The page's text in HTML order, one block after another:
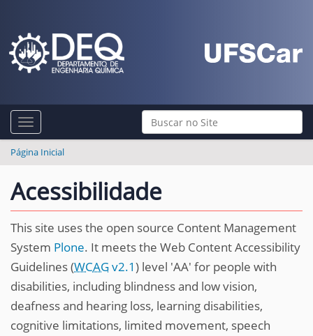
Busca
Busca Avançada…
Toggle navigation
Página Inicial
Acessibilidade
This site uses the open source Content Management
System Plone. It meets the Web Content Accessibility
Guidelines (WCAGv2.1) level 'AA' for people with
disabilities, including blindness and low vision,
deafness and hearing loss, learning disabilities,
cognitive limitations, limited movement, speech